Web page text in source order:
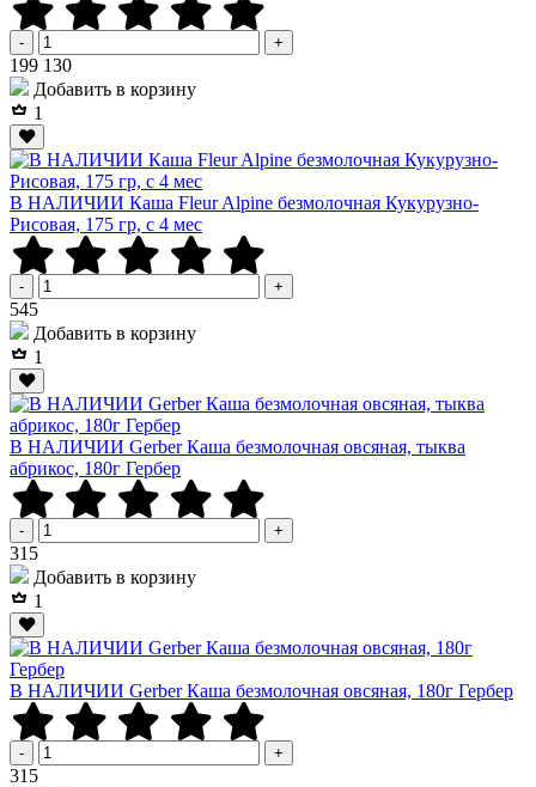
- +
199 Р130Р
Добавить в корзину
1
В НАЛИЧИИ Каша Fleur Alpine безмолочная Кукурузно-
Рисовая, 175 гр, с 4 мес
- +
545Р
Добавить в корзину
1
В НАЛИЧИИ Gerber Каша безмолочная овсяная, тыква
абрикос, 180г Гербер
- +
315Р
Добавить в корзину
1
В НАЛИЧИИ Gerber Каша безмолочная овсяная, 180г Гербер
- +
315Р